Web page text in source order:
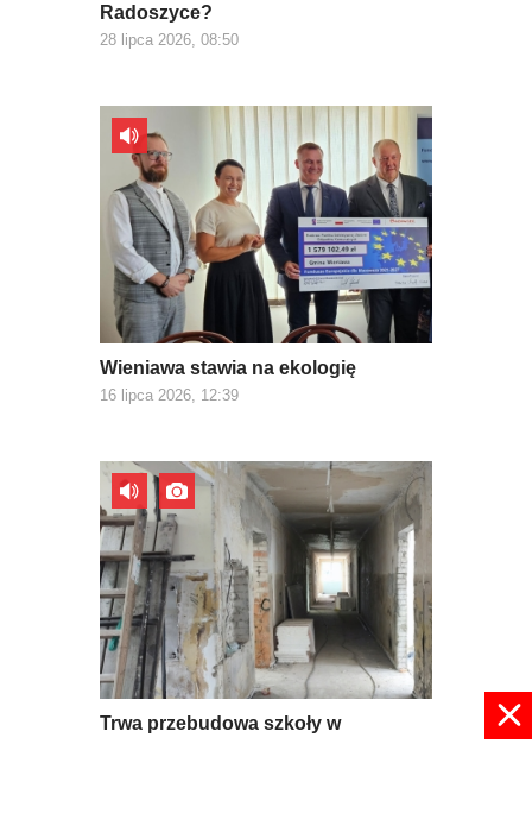
Radoszyce?
28 lipca 2026, 08:50
Wieniawa stawia na ekologię
16 lipca 2026, 12:39
Trwa przebudowa szkoły w